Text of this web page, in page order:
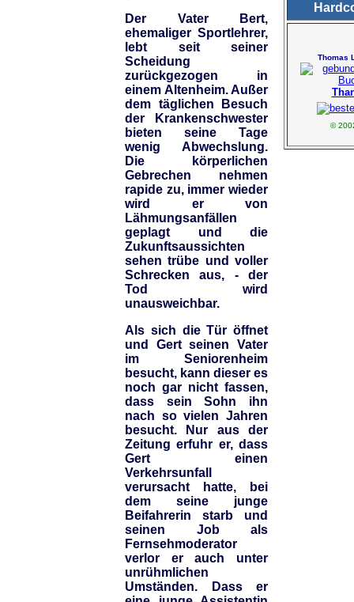
Der Vater Bert,
ehemaliger Sportlehrer,
lebt seit seiner
Scheidung
zurückgezogen in
einem Altenheim. Außer
dem täglichen Besuch
der Krankenschwester
bieten seine Tage
wenig Abwechslung.
Die körperlichen
Gebrechen nehmen
rapide zu, immer wieder
wird er von
Lähmungsanfällen
geplagt und die
Zukunftsaussichten
sehen trübe und voller
Schrecken aus, - der
Tod wird
unausweichbar.
Als sich die Tür öffnet
und Gert seinen Vater
im Seniorenheim
besucht, kann dieser es
noch gar nicht fassen,
dass sein Sohn ihn
nach so vielen Jahren
besucht. Nur aus der
Zeitung erfuhr er, dass
Gert einen
Verkehrsunfall
verursacht hatte, bei
dem seine junge
Beifahrerin starb und
seinen Job als
Fernsehmoderator
verlor er auch unter
unrühmlichen
Umständen. Dass er
Thomas
©